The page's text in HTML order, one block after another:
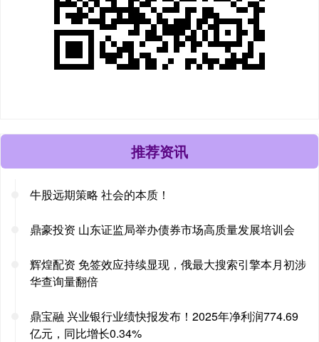
推荐资讯
牛股远期策略 社会的本质！
鼎豪投资 山东证监局举办债券市场高质量发展培训会
辉煌配资 免签效应持续显现，俄最大搜索引擎本月初涉
华查询量翻倍
鼎宝融 兴业银行业绩快报发布！2025年净利润774.69
亿元，同比增长0.34%